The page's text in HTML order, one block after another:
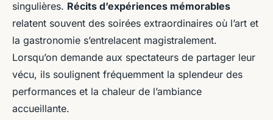
singulières. Récits d’expériences mémorables
relatent souvent des soirées extraordinaires où l’art et
la gastronomie s’entrelacent magistralement.
Lorsqu’on demande aux spectateurs de partager leur
vécu, ils soulignent fréquemment la splendeur des
performances et la chaleur de l’ambiance
accueillante.